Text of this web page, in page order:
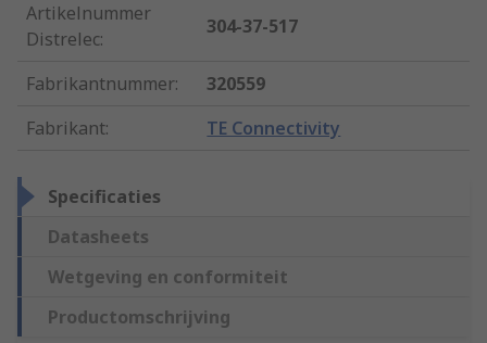
Artikelnummer
Distrelec:
304-37-517
Fabrikantnummer:
320559
Fabrikant: TE Connectivity
Specificaties
Datasheets
Wetgeving en conformiteit
Productomschrijving